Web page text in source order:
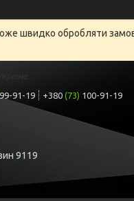
швидко обробляти
91-19 +380 (73) 100-91-19
9119